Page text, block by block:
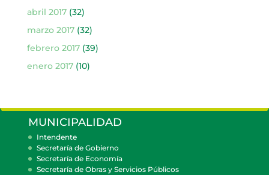
abril 2017(32)
marzo 2017(32)
febrero 2017(39)
enero 2017(10)
MUNICIPALIDAD
Intendente
Secretaría de Gobierno
Secretaría de Economía
Secretaría de Obras y Servicios Públicos